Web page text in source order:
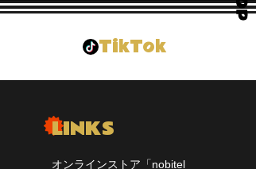
TikTok
LINKS
オンラインストア「nobitel